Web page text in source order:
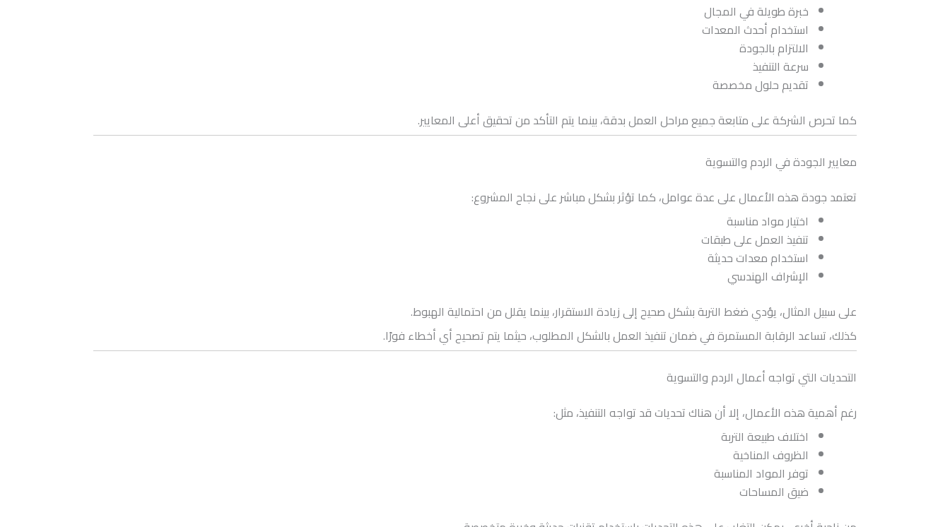
خبرة طويلة في المجال
استخدام أحدث المعدات
الالتزام بالجودة
سرعة التنفيذ
تقديم حلول مخصصة
كما تحرص الشركة على متابعة جميع مراحل العمل بدقة، بينما يتم التأكد من تحقيق أعلى المعايير.
معايير الجودة في الردم والتسوية
تعتمد جودة هذه الأعمال على عدة عوامل، كما تؤثر بشكل مباشر على نجاح المشروع:
اختيار مواد مناسبة
تنفيذ العمل على طبقات
استخدام معدات حديثة
الإشراف الهندسي
على سبيل المثال، يؤدي ضغط التربة بشكل صحيح إلى زيادة الاستقرار، بينما يقلل من احتمالية الهبوط.
كذلك، تساعد الرقابة المستمرة في ضمان تنفيذ العمل بالشكل المطلوب، حيثما يتم تصحيح أي أخطاء فورًا.
التحديات التي تواجه أعمال الردم والتسوية
رغم أهمية هذه الأعمال، إلا أن هناك تحديات قد تواجه التنفيذ، مثل:
اختلاف طبيعة التربة
الظروف المناخية
توفر المواد المناسبة
ضيق المساحات